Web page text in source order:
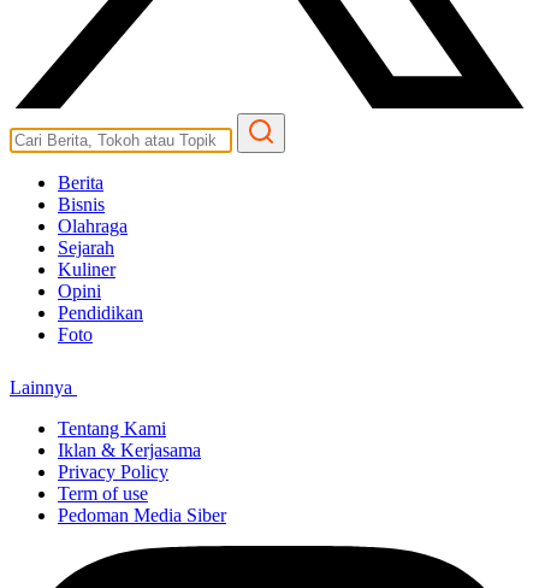
Berita
Bisnis
Olahraga
Sejarah
Kuliner
Opini
Pendidikan
Foto
Lainnya
Tentang Kami
Iklan & Kerjasama
Privacy Policy
Term of use
Pedoman Media Siber